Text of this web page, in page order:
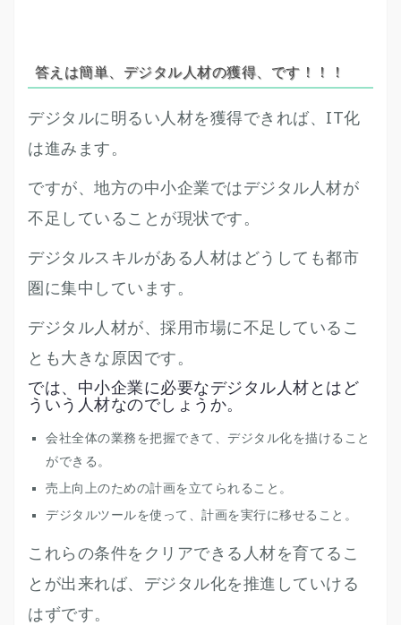
答えは簡単、デジタル人材の獲得、です！！！
デジタルに明るい人材を獲得できれば、IT化
は進みます。
ですが、地方の中小企業ではデジタル人材が
不足していることが現状です。
デジタルスキルがある人材はどうしても都市
圏に集中しています。
デジタル人材が、採用市場に不足しているこ
とも大きな原因です。
では、中小企業に必要なデジタル人材とはど
ういう人材なのでしょうか。
会社全体の業務を把握できて、デジタル化を描けること
ができる。
売上向上のための計画を立てられること。
デジタルツールを使って、計画を実行に移せること。
これらの条件をクリアできる人材を育てるこ
とが出来れば、デジタル化を推進していける
はずです。